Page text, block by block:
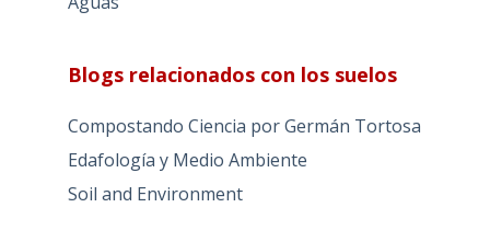
Blogs relacionados con los suelos
Compostando Ciencia por Germán Tortosa
Edafología y Medio Ambiente
Soil and Environment